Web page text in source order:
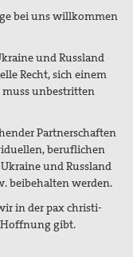
bei uns willkommen
und Russland
Recht, sich einem
muss unbestritten
Partnerschaften
beruflichen
und Russland
beibehalten werden.
in der pax christi-
Hoffnung gibt.